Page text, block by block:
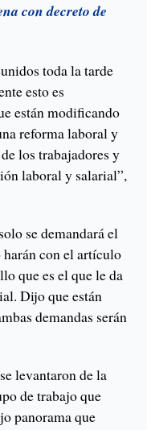
con decreto de
toda la tarde
esto es
están modificando
reforma laboral y
los trabajadores y
laboral y salarial”,
se demandará el
con el artículo
que es el que le da
Dijo que están
demandas serán
levantaron de la
de trabajo que
panorama que